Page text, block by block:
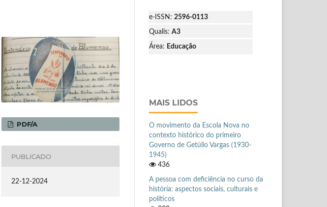
PDF/A
PUBLICADO
22-12-2024
e-ISSN: 2596-0113
Qualis: A3
Área: Educação
MAIS LIDOS
O movimento da Escola Nova no
contexto histórico do primeiro
Governo de Getúlio Vargas (1930-
1945)
436
A pessoa com deficiência no curso da
história: aspectos sociais, culturais e
políticos